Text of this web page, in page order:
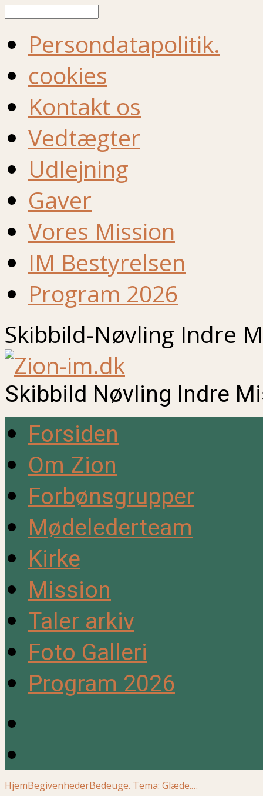
Persondatapolitik.
cookies
Kontakt os
Vedtægter
Udlejning
Gaver
Vores Mission
IM Bestyrelsen
Program 2026
Skibbild-Nøvling Indre
Skibbild Nøvling Indre
Forsiden
Om Zion
Forbønsgrupper
Mødelederteam
Kirke
Mission
Taler arkiv
Foto Galleri
Program 2026
HjemBegivenhederBedeuge. Tema: Glæde.…